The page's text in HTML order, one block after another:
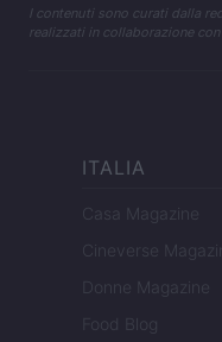
I contenuti sono curati dalla
realizzati in collaborazione
ITALIA
Casa Magazine
Cineverse
Donne Magazine
Food Blog